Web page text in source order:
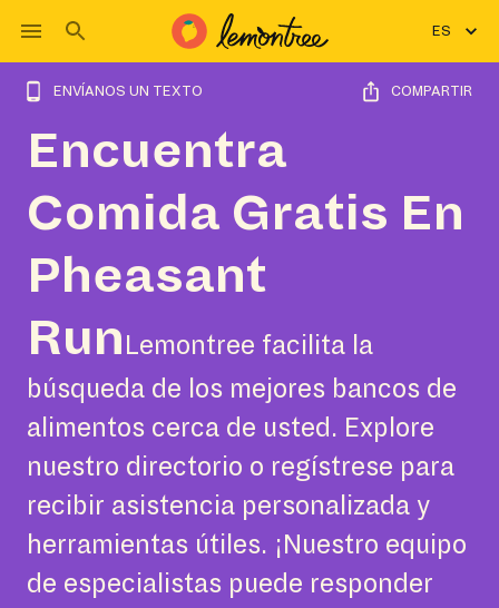
ES
ENVÍANOS UN TEXTO COMPARTIR
Encuentra
Comida Gratis En
Pheasant
Run Lemontree facilita la
búsqueda de los mejores bancos de
alimentos cerca de usted. Explore
nuestro directorio o regístrese para
recibir asistencia personalizada y
herramientas útiles. ¡Nuestro equipo
de especialistas puede responder